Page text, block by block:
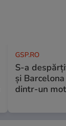
GSP.RO
S-a
și
dintr-un